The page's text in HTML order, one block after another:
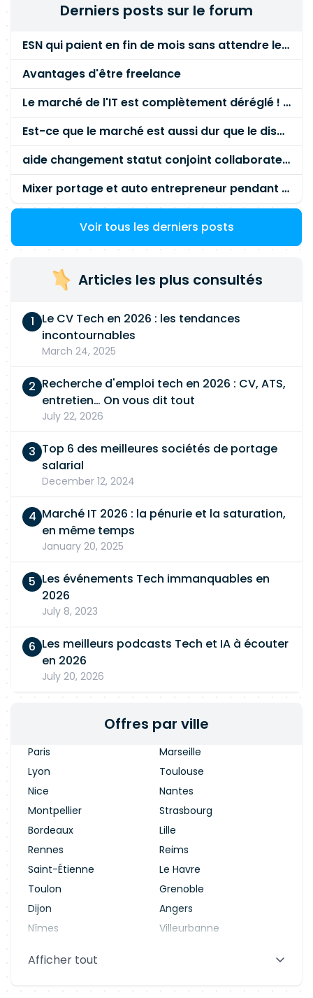
Derniers posts sur le forum
ESN qui paient en fin de mois sans attendre le paiement client ?
Avantages d'être freelance
Le marché de l'IT est complètement déréglé ! STOP à cette mascarade ! Il faut s'unir et résister !
Est-ce que le marché est aussi dur que le disent les commerciaux ?
aide changement statut conjoint collaborateur
Mixer portage et auto entrepreneur pendant des années - quel risque ?
Voir tous les derniers posts
Articles les plus consultés
Le CV Tech en 2026 : les tendances
incontournables
March 24, 2025
Recherche d'emploi tech en 2026 : CV, ATS,
entretien… On vous dit tout
July 22, 2026
Top 6 des meilleures sociétés de portage
salarial
December 12, 2024
Marché IT 2026 : la pénurie et la saturation,
en même temps
January 20, 2025
Les événements Tech immanquables en
2026
July 8, 2023
Les meilleurs podcasts Tech et IA à écouter
en 2026
July 20, 2026
Offres par ville
Paris
Marseille
Lyon
Toulouse
Nice
Nantes
Montpellier
Strasbourg
Bordeaux
Lille
Rennes
Reims
Saint-Étienne
Le Havre
Toulon
Grenoble
Dijon
Angers
Nîmes
Villeurbanne
Aix-en-Provence
Afficher tout